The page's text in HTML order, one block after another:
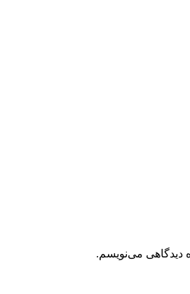
دیدگاهی می‌نویسم.